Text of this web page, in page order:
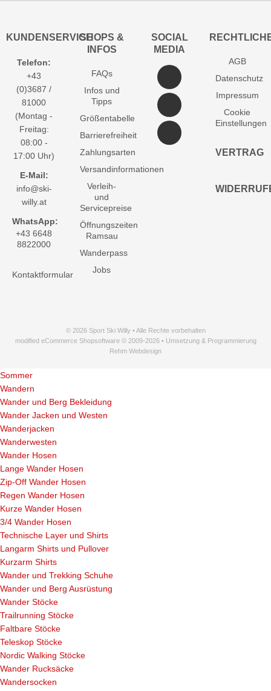
KUNDENSERVICE
Telefon:
+43
(0)3687 /
81000
(Montag -
Freitag:
08:00 -
17:00 Uhr)
E-Mail:
info@ski-
willy.at
WhatsApp:
+43 6648
8822000
Kontaktformular
SHOPS &
INFOS
FAQs
Infos und
Tipps
Größentabelle
Barrierefreiheit
Zahlungsarten
Versandinformationen
Verleih-
und
Servicepreise
Öffnungszeiten
Ramsau
Wanderpass
Jobs
SOCIAL
MEDIA
AGB
Datenschutz
Impressum
Cookie
Einstellungen
VERTRAG
© 2026 Sport Ski Willy • Alle Rechte vorbehalten
modified eCommerce Shopsoftware © 2009-2026 • Umsetzung & Programmierung
Rehm Webdesign
Sommer
Wandern
Wander und Berg Bekleidung
Wander Jacken und Westen
Wanderjacken
Wanderwesten
Wander Hosen
Lange Wander Hosen
Zip-Off Wander Hosen
Regen Wander Hosen
Kurze Wander Hosen
3/4 Wander Hosen
Technische Layer und Shirts
Langarm Shirts und Pullover
Kurzarm Shirts
Wander und Trekking Schuhe
Wander und Berg Ausrüstung
Wander Stöcke
Trailrunning Stöcke
Faltbare Stöcke
Teleskop Stöcke
Nordic Walking Stöcke
Wander Rucksäcke
Wandersocken